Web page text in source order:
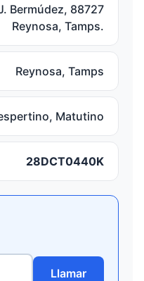
Bermúdez, 88727
Reynosa, Tamps.
Reynosa, Tamps
Matutino
28DCT0440K
Llamar